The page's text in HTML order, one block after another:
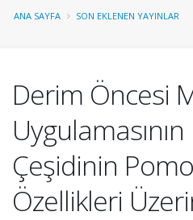
ANA SAYFA SON EKLENEN YAYINLAR
Derim Öncesi
Çeşidinin
Özellikleri